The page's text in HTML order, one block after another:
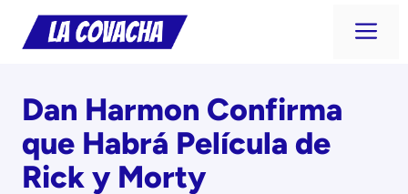
Saltar
Dan Harmon Confirma
que Habrá Película de
Rick y Morty